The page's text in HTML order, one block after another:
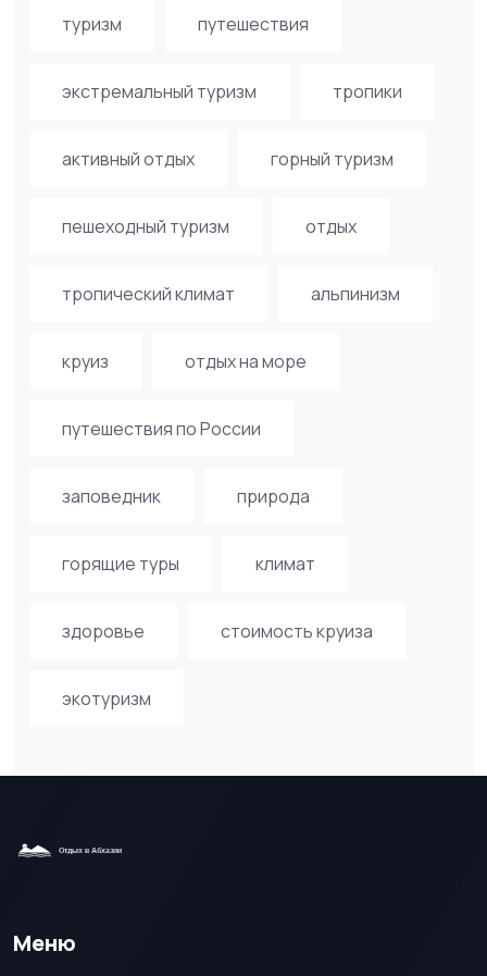
туризм путешествия
экстремальный туризм тропики
активный отдых горный туризм
пешеходный туризм отдых
тропический климат альпинизм
круиз отдых на море
путешествия по России
заповедник природа
горящие туры климат
здоровье стоимость круиза
экотуризм
Меню